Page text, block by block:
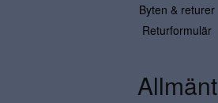
Byten & returer
Returformulär
Allmänt